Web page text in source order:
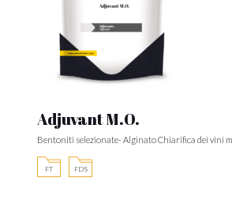
Adjuvant M.O.
Bentoniti selezionate- Alginato Chiarifica dei vini
FT FDS